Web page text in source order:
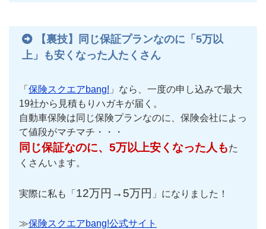
【裏技】同じ保証プランなのに「5万以
上」も安くなった人たくさん
「 保険スクエアbang! 」なら、一度の申し込みで最大
19社から見積もりハガキが届く。
自動車保険は同じ保険プランなのに、保険会社によっ
て値段がマチマチ・・・
同じ保証なのに、5万以上安くなった人もた
くさんいます。
実際に私も「 12万円→5万円 」になりました！
≫保険スクエアbang!公式サイト